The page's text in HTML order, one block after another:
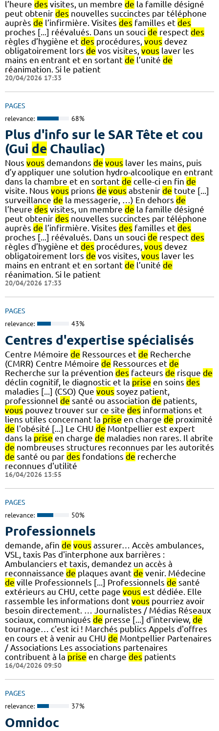
l’heure des visites, un membre de la famille désigné
peut obtenir des nouvelles succinctes par téléphone
auprès de l’infirmière. Visites des familles et des
proches [...] réévalués. Dans un souci de respect des
règles d’hygiène et des procédures, vous devez
obligatoirement lors de vos visites, vous laver les
mains en entrant et en sortant de l’unité de
réanimation. Si le patient
20/04/2026 17:33
PAGES
relevance: 68%
Plus d'info sur le SAR Tête et cou
(Gui de Chauliac)
Nous vous demandons de vous laver les mains, puis
d’y appliquer une solution hydro-alcoolique en entrant
dans la chambre et en sortant de celle-ci en fin de
visite. Nous vous prions de vous abstenir de toute [...]
surveillance de la messagerie, …) En dehors de
l’heure des visites, un membre de la famille désigné
peut obtenir des nouvelles succinctes par téléphone
auprès de l’infirmière. Visites des familles et des
proches [...] réévalués. Dans un souci de respect des
règles d’hygiène et des procédures, vous devez
obligatoirement lors de vos visites, vous laver les
mains en entrant et en sortant de l’unité de
réanimation. Si le patient
20/04/2026 17:33
PAGES
relevance: 43%
Centres d'expertise spécialisés
Centre Mémoire de Ressources et de Recherche
(CMRR) Centre Mémoire de Ressources et de
Recherche sur la prévention des facteurs de risque de
déclin cognitif, le diagnostic et la prise en soins des
maladies [...] (CSO) Que vous soyez patient,
professionnel de santé ou association de patients,
vous pouvez trouver sur ce site des informations et
liens utiles concernant la prise en charge de proximité
de l'obésité [...] Le CHU de Montpellier est expert
dans la prise en charge de maladies non rares. Il abrite
de nombreuses structures reconnues par les autorités
de santé ou par des fondations de recherche
reconnues d'utilité
16/04/2026 13:55
PAGES
relevance: 50%
Professionnels
demande, afin de vous assurer… Accès ambulances,
VSL, taxis Pas d'interphone aux barrières :
Ambulanciers et taxis, demandez un accès à
reconnaissance de plaques avant de venir. Médecine
de ville Professionnels [...] Professionnels de santé
extérieurs au CHU, cette page vous est dédiée. Elle
rassemble les informations dont vous pourriez avoir
besoin directement. … Journalistes / Médias Réseaux
sociaux, communiqués de presse [...] d'interview, de
tournage… c'est ici ! Marchés publics Appels d'offres
en cours et à venir au CHU de Montpellier Partenaires
/ Associations Les associations partenaires
contribuent à la prise en charge des patients
16/04/2026 09:50
PAGES
relevance: 37%
Omnidoc